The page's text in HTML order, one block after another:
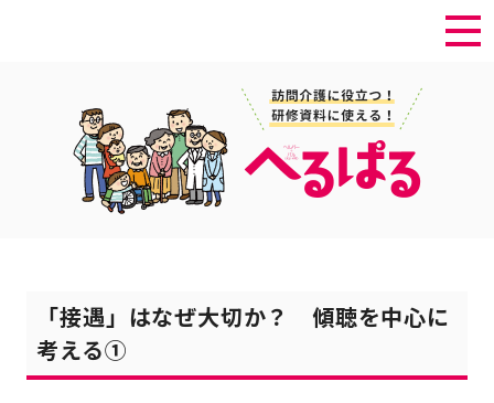
「接遇」はなぜ大切か？ 傾聴を中心に
考える①